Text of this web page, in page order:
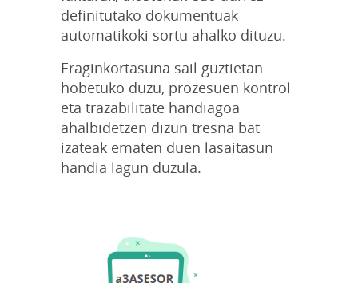
definitutako dokumentuak
automatikoki sortu ahalko dituzu.
Eraginkortasuna sail guztietan
hobetuko duzu, prozesuen kontrol
eta trazabilitate handiagoa
ahalbidetzen dizun tresna bat
izateak ematen duen lasaitasun
handia lagun duzula.